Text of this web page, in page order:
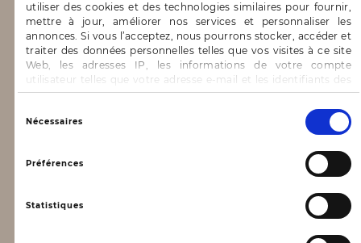
utiliser des cookies et des technologies similaires pour fournir,
mettre à jour, améliorer nos services et personnaliser les
annonces. Si vous l’acceptez, nous pourrons stocker, accéder et
traiter des données personnelles telles que vos visites à ce site
Web, les adresses IP, les informations de votre compte
utilisateur telles que votre adresse e-mail et les identifiants des
cookies.
Vous avez le choix d’« Accepter » pour consentir à ces
utilisations, de « Refuser » pour vous y opposer ou
de sélectionner vos préférences concernant chaque catégorie
de cookie en cliquant sur « Valider la sélection » pour valider vos
options. Vous pouvez à tout moment modifier vos préférences
Nécessaires
Préférences
Statistiques
CONTACT & AIDE
FAQ
Nous contacter
INFORMATIONS
Mentions légales
Données personnelles, vie privée